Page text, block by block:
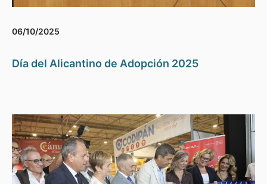
06/10/2025
Día del Alicantino de Adopción 2025